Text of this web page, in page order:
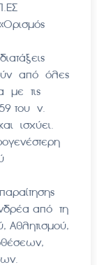
από όλες
με τις
του ν.
ισχύει.
από τη
Αθλητισμού,